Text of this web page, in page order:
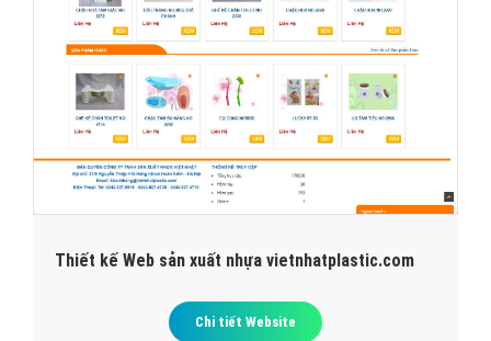
Thiết kế Web sản xuất nhựa vietnhatplastic.com
Chi tiết Website